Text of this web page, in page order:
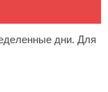
дни. Для